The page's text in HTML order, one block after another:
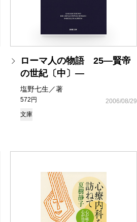
ローマ人の物語 25―賢帝
の世紀〔中〕―
塩野七生／著
572円
2006/08/29
文庫